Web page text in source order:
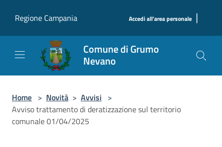
Regione Campania
Accedi all'area personale |
Comune di Grumo
Nevano
Home > Novità > Avvisi >
Avviso trattamento di deratizzazione sul territorio
comunale 01/04/2025